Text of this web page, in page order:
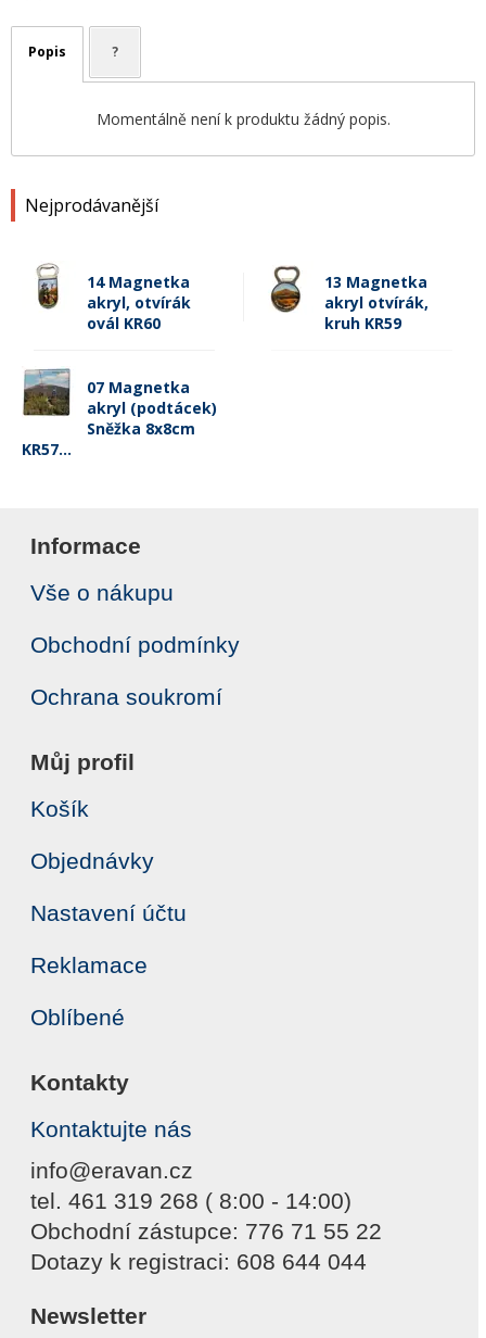
Nejprodávanější
14 Magnetka
akryl, otvírák
ovál KR60
13 Magnetka
akryl otvírák,
kruh KR59
07 Magnetka
akryl (podtácek)
Sněžka 8x8cm
KR57...
Popis ?
Momentálně není k produktu žádný popis.
Informace
Vše o nákupu
Obchodní podmínky
Ochrana soukromí
Můj profil
Košík
Objednávky
Nastavení účtu
Reklamace
Oblíbené
Kontakty
Kontaktujte nás
info@eravan.cz
tel. 461 319 268 ( 8:00 - 14:00)
Obchodní zástupce: 776 71 55 22
Dotazy k registraci: 608 644 044
Newsletter